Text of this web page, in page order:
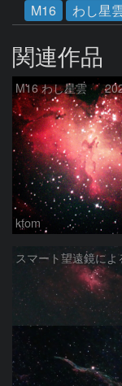
M16
わし星
関連作品
M16 わし星雲
ktom